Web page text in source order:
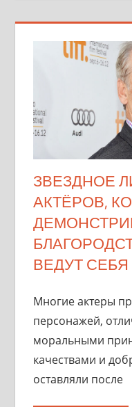
ЗВЕЗДНОЕ
АКТЁРОВ,
ВЕДУТ
Многие актеры
персонажей,
моральными
качествами и
оставляли после